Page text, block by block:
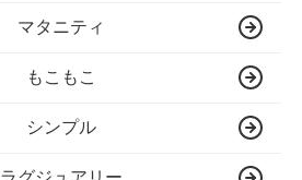
マタニティ
もこもこ
シンプル